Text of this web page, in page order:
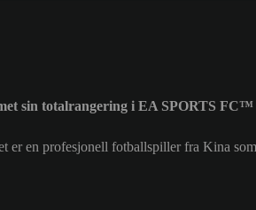
sin totalrangering i EA SPORTS FC™
er en profesjonell fotballspiller fra Kina